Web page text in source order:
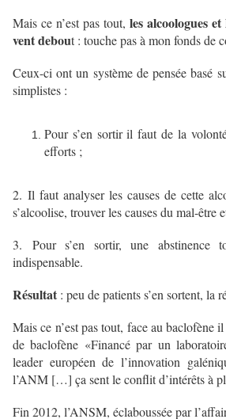
Mais ce n’est pas tout, les alcoologues
vent debout : touche pas à mon fonds de
Ceux-ci ont un système de pensée basé
simplistes :
Pour s’en sortir il faut de la
efforts ;
2. ​ Il faut analyser les causes de cette
s’alcoolise, trouver les causes du mal-être
3. ​ Pour s’en sortir, une abstinence
indispensable.
Résultat : peu de patients s’en sortent, la
Mais ce n’est pas tout, face au baclofène
de baclofène «Financé par un
leader européen de l’innovation
l’ANM […] ça sent le conflit d’intérêts à
Fin 2012, l’ANSM, éclaboussée par